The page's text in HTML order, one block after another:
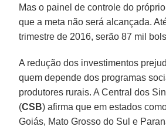
Mas o painel de controle do
que a meta não será alcançada.
trimestre de 2016, serão 87 mil
A redução dos investimentos
quem depende dos programas
produtores rurais. A Central dos
(CSB) afirma que em estados
Goiás, Mato Grosso do Sul e